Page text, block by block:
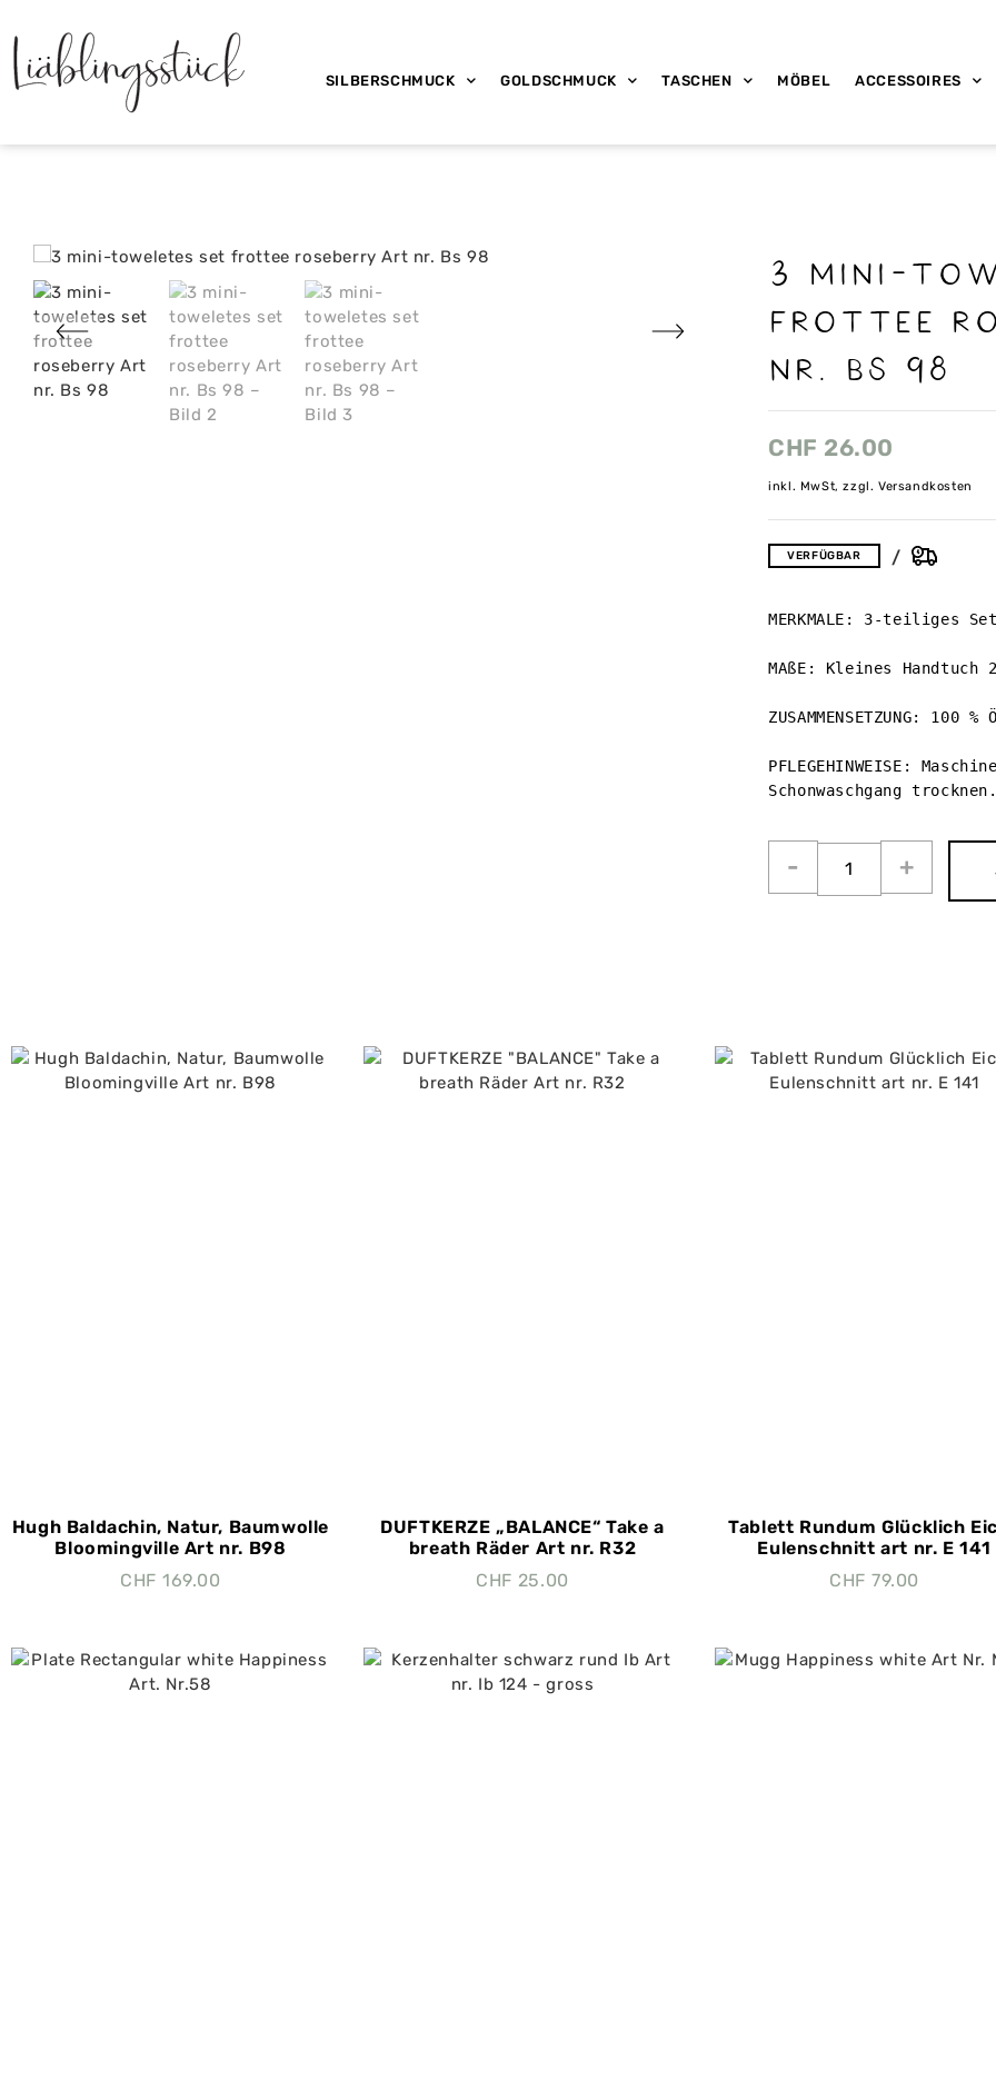
SILBERSCHMUCK GOLDSCHMUCK TASCHEN MÖBEL ACCESSOIRES
3 mini-
frottee
nr. Bs 98
CHF 26.00
inkl. MwSt, zzgl. Versandkosten
VERFÜGBAR
MERKMALE: 3-teiliges
MAßE: Kleines Handtuch
ZUSAMMENSETZUNG: 100
PFLEGEHINWEISE:
Schonwaschgang
Hugh Baldachin, Natur, Baumwolle
Bloomingville Art nr. B98
CHF 169.00
DUFTKERZE „BALANCE“ Take a
breath Räder Art nr. R32
CHF 25.00
Tablett Rundum Glücklich
Eulenschnitt art nr. E 141
CHF 79.00